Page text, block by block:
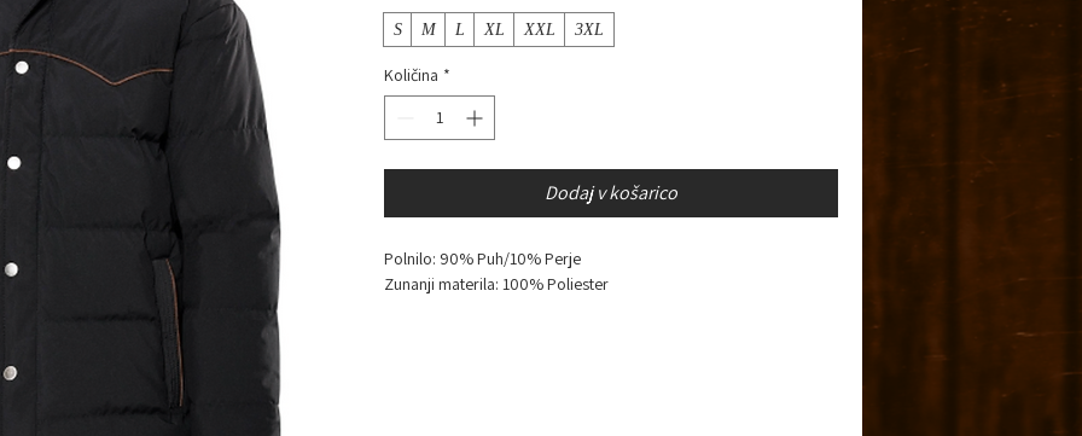
S M L XL XXL 3XL
Količina *
Dodaj v košarico
Polnilo: 90% Puh/10% Perje
Zunanji materila: 100% Poliester